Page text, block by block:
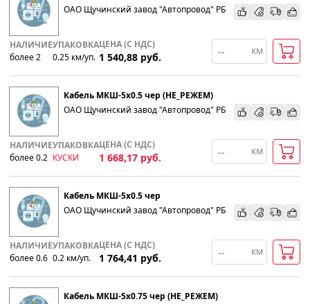
ОАО Щучинский завод "Автопровод" РБ
НАЛИЧИЕ
более 2
УПАКОВКА
0.25 км/уп.
ЦЕНА (С НДС)
1 540,88 руб.
км
Кабель МКШ-5х0.5 чер (НЕ_РЕЖЕМ)
ОАО Щучинский завод "Автопровод" РБ
НАЛИЧИЕ
более 0.2
УПАКОВКА
КУСКИ
ЦЕНА (С НДС)
1 668,17 руб.
км
Кабель МКШ-5х0.5 чер
ОАО Щучинский завод "Автопровод" РБ
НАЛИЧИЕ
более 0.6
УПАКОВКА
0.2 км/уп.
ЦЕНА (С НДС)
1 764,41 руб.
км
Кабель МКШ-5х0.75 чер (НЕ_РЕЖЕМ)